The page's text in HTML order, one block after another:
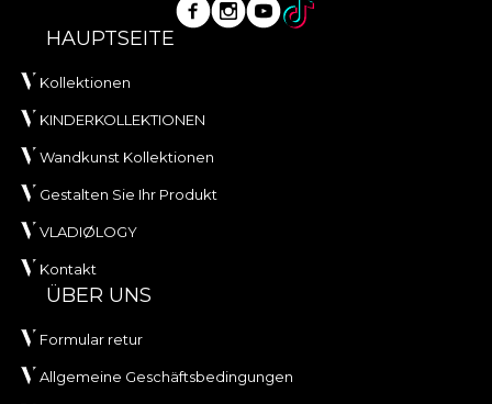
HAUPTSEITE
Kollektionen
KINDERKOLLEKTIONEN
Wandkunst Kollektionen
Gestalten Sie Ihr Produkt
VLADIØLOGY
Kontakt
ÜBER UNS
Formular retur
Allgemeine Geschäftsbedingungen